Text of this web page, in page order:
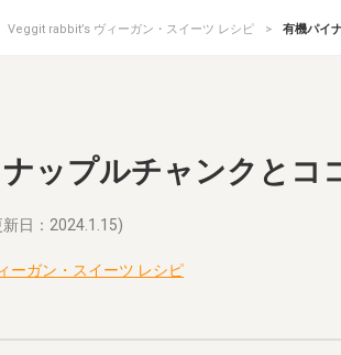
Veggit rabbit’s ヴィーガン・スイーツ レシピ 有機パイ
ップルチャンクとコ
日：2024.1.15)
ーガン・スイーツ レシピ